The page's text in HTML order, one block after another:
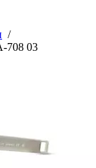
/
708 03